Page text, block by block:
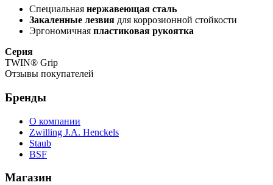
Специальная нержавеющая сталь
Закаленные лезвия для коррозионной стойкости
Эргономичная пластиковая рукоятка
Серия
TWIN® Grip
Отзывы покупателей
Бренды
О компании
Zwilling J.A. Henckels
Staub
BSF
Магазин